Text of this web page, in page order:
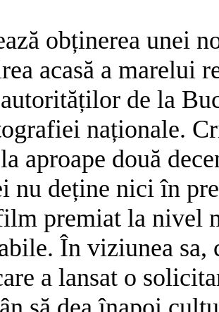
obținerea unei
acasă a marelui
de la
naționale.
aproape două
nu deține nici în
premiat la nivel
În viziunea sa,
a lansat o